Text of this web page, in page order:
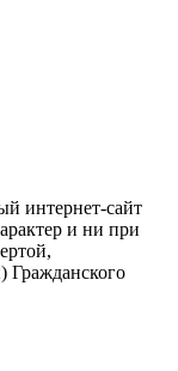
интернет-сайт
и ни при
Гражданского